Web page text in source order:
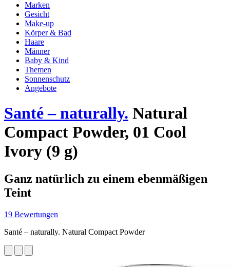
Marken
Gesicht
Make-up
Körper & Bad
Haare
Männer
Baby & Kind
Themen
Sonnenschutz
Angebote
Santé – naturally. Natural
Compact Powder, 01 Cool
Ivory (9 g)
Ganz natürlich zu einem ebenmäßigen
Teint
19 Bewertungen
Santé – naturally. Natural Compact Powder